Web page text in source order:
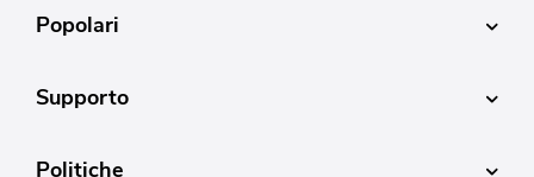
Popolari
Supporto
Politiche